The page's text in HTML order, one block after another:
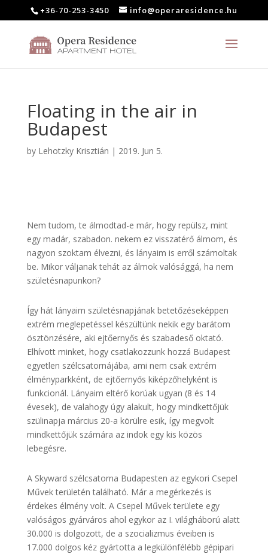
+36-70-253-3450 info@operaresidence.hu
Floating in the air in
Budapest
by Lehotzky Krisztián | 2019. Jun 5.
Nem tudom, te álmodtad-e már, hogy repülsz, mint
egy madár, szabadon. nekem ez visszatérő álmom, és
nagyon szoktam élvezni, és lányaim is erről számoltak
be. Mikor váljanak tehát az álmok valósággá, ha nem
születésnapunkon?
Így hát lányaim születésnapjának betetőzéseképpen
extrém meglepetéssel készültünk nekik egy barátom
ösztönzésére, aki ejtőernyős és szabadeső oktató.
Elhívott minket, hogy csatlakozzunk hozzá Budapest
egyetlen szélcsatornájába, ami nem csak extrém
élményparkként, de ejtőernyős kiképzőhelyként is
funkcionál. Lányaim eltérő korúak ugyan (8 és 14
évesek), de valahogy úgy alakult, hogy mindkettőjük
szülinapja március 20-a körülre esik, így megvolt
mindkettőjük számára az indok egy kis közös
lebegésre.
A Skyward szélcsatorna Budapesten az egykori Csepel
Művek területén található. Már a megérkezés is
érdekes élmény volt. A Csepel Művek területe egy
valóságos gyárváros ahol egykor az I. világháború alatt
30.000 is dolgozott, de a szocializmus éveiben is
17.000 dolgos kéz gyártotta a legkülönfélébb gépipari